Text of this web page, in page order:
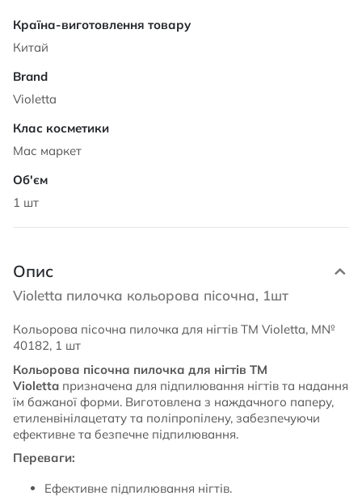
Характеристики
Китай
Violetta
Мас маркет
1 шт
Опис
Violetta пилочка кольорова пісочна, 1шт
Кольорова пісочна пилочка для нігтів TM Violetta, М№
40182, 1 шт
Кольорова пісочна пилочка для нігтів TM
Violetta призначена для підпилювання нігтів та надання
їм бажаної форми. Виготовлена з наждачного паперу,
етиленвінілацетату та поліпропілену, забезпечуючи
ефективне та безпечне підпилювання.
Переваги:
Ефективне підпилювання нігтів.